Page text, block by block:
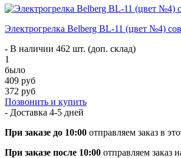
Электрогрелка Belberg BL-11 (цвет №4)
- В наличии 462 шт. (доп. склад)
1
было
409 руб
372 руб
Позвонить и купить
- Доставка 4-5 дней
При заказе до 10:00 отправляем заказ в
При заказе после 10:00 отправляем заказ